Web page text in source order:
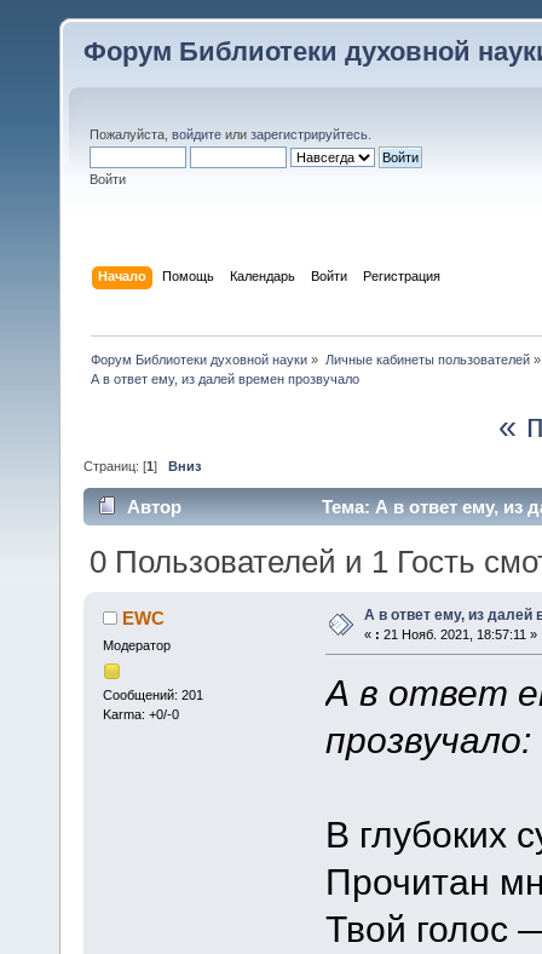
Форум Библиотеки духовной
Пожалуйста, войдите или зарегистрируйтесь
Войти
Начало Помощь Календарь Войти Регистрация
Форум Библиотеки духовной науки » Личные кабинеты пользователей»
А в ответ ему, из далей времен прозвучало
«
Страниц: [1 ] Вниз
Автор Тема: А в ответ ему, из
0 Пользователей и 1 Гость
EWC
Модератор
Сообщений: 201
Karma: +0/-0
А в ответ ему, из далей
« : 21 Нояб. 2021, 18:57:11 »
А в ответ
прозвучало:
В глубоких
Прочитан
Твой голос